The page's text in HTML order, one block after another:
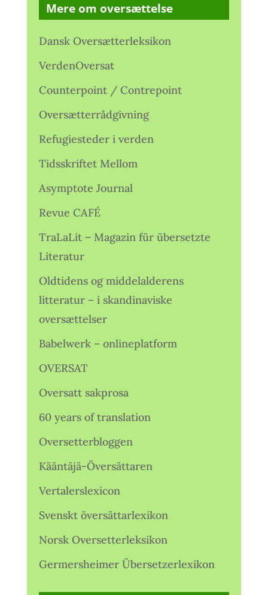
Mere om oversættelse
Dansk Oversætterleksikon
VerdenOversat
Counterpoint / Contrepoint
Oversætterrådgivning
Refugiesteder i verden
Tidsskriftet Mellom
Asymptote Journal
Revue CAFÉ
TraLaLit – Magazin für übersetzte
Literatur
Oldtidens og middelalderens
litteratur – i skandinaviske
oversættelser
Babelwerk – onlineplatform
OVERSAT
Oversatt sakprosa
60 years of translation
Oversetterbloggen
Kääntäjä-Översättaren
Vertalerslexicon
Svenskt översättarlexikon
Norsk Oversetterleksikon
Germersheimer Übersetzerlexikon